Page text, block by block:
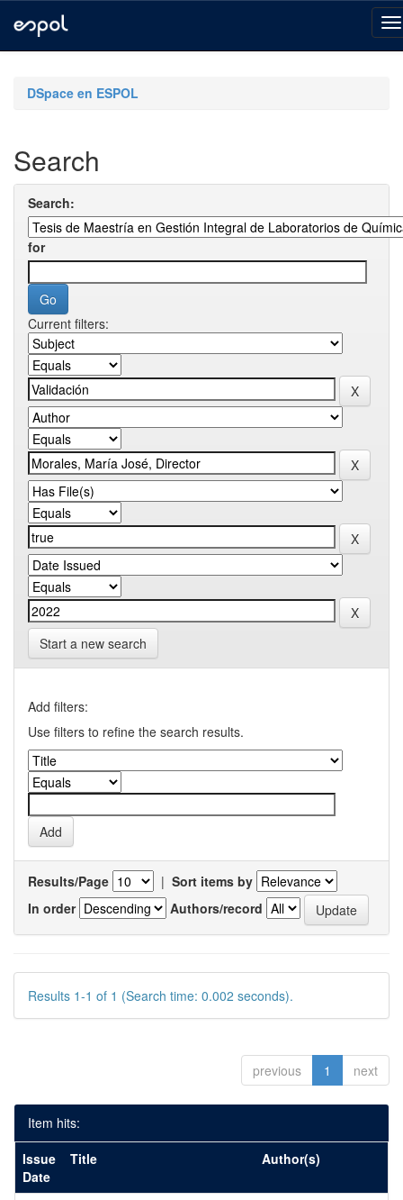
navigationDSpace en ESPOL
Search
Search:
for
Current filters:
Start a new search
Add filters:
Use filters to refine the search results.
Results/Page | Sort items by
In order
Authors/record
Results 1-1 of 1 (Search time: 0.002 seconds).
previous 1 next
Item hits:
Issue
Date
Title Author(s)